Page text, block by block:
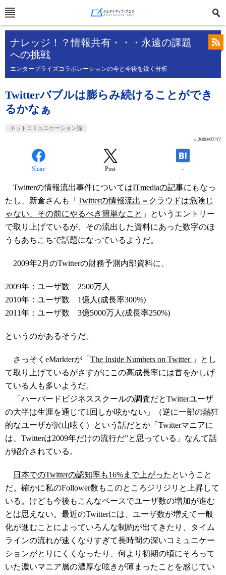
ナレッジ！？情報共有・・・永遠の課題
への挑戦
エンタープライズコラボレーションの今と今後を鋭く分析
Twitterバブルは膨らみ続けることができ
るかなぁ
ネットコミュニケーション論
» 2009/07/17
Share Post -
Twitterの情報流出事件についてはITmediaの記事にもなっ
たし、新倉さんも「 Twitterの情報流出＝クラウドは危険じ
ゃない、その前にやるべき簡単なこと 」というエントリー
で取り上げているが、その流出した資料にあった数字のほ
うもあちこちで話題になっているようだ。
2009年2月のTwitterの財務予測内部資料に、
2009年：ユーザ数 2500万人
2010年：ユーザ数 1億人(成長率300%)
2011年：ユーザ数 3億5000万人(成長率250%)
というのがあるそうだ。
さっそくeMarkterが「 The Inside Numbers on Twitter 」とし
て取り上げているがさすがにこの高成長率には首をかしげ
ている人も多いようだ。
「ハーバードビジネススクールの調査だとTwitterユーザ
の大半は生涯を通じて1回しか呟かない」（逆に一部の熱狂
的なユーザが沢山呟く）という話だとか「Twitterマニアに
は、Twitterは2009年だけの流行だ”と思っている」なんて話
が紹介されている。
日本でのTwitterの認知率も16%まで上がった ということ
だ。確かに私のFollower数もこのところジリジリと上昇して
いる。けども今後もこんなペースでユーザ数の増加が進む
とは思えない。最近のTwitterには、ユーザ数が増えて一般
化が進むことによっていろんな制約が出てきたり、タイム
ラインの流れが速くなりすぎて長時間の深いコミュニケー
ションがとりにくくなったり、何より初期の頃にそろって
いた濃いマニア層の濃厚な呟きが薄まったことを感じてい